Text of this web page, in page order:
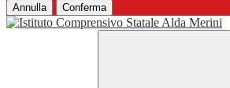
Annulla Conferma